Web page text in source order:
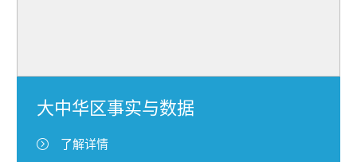
大中华区事实与数据
了解详情